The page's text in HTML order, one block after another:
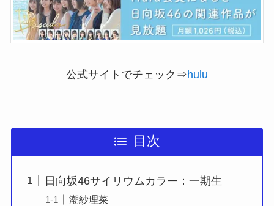
公式サイトでチェック⇒hulu
目次
日向坂46サイリウムカラー：一期生
潮紗理菜